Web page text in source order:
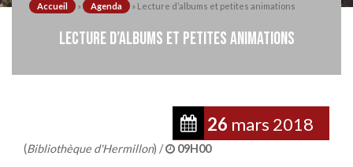
Accueil » Agenda » Lecture d’albums et petites animations
LECTURE D’ALBUMS ET PETITES ANIMATIONS
26 mars 2018
(Bibliothèque d'Hermillon) / 09H00